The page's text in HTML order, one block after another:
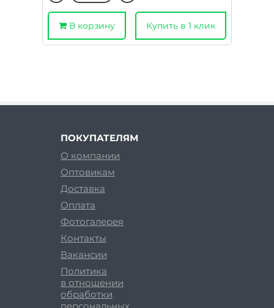
В корзину Купить в 1 клик
ПОКУПАТЕЛЯМ
О компании
Оптовикам
Доставка
Оплата
Фотогалерея
Контакты
Вакансии
Политика
в отношении
обработки